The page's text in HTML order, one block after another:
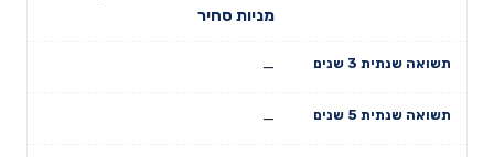
שנתית 3
מניות סחיר
—
—